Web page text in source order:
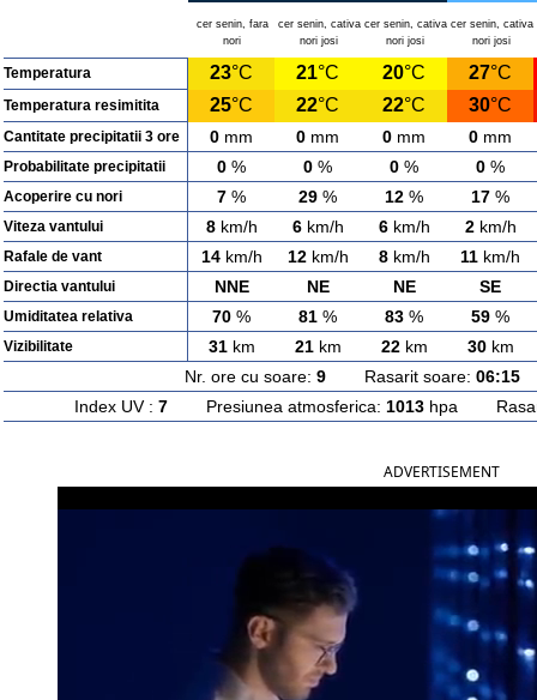
cer senin, fara
nori
cer senin, cativa
nori josi
cer senin, cativa
nori josi
cer senin, cativa
nori josi
Temperatura 23°C 21°C 20°C 27°C
Temperatura resimitita 25°C 22°C 22°C 30°C
Cantitate precipitatii 3 ore 0 mm 0 mm 0 mm 0 mm
Probabilitate precipitatii 0 % 0 % 0 % 0 %
Acoperire cu nori 7 % 29 % 12 % 17 %
Viteza vantului 8km/h 6km/h 6km/h 2km/h
Rafale de vant 14km/h 12km/h 8km/h 11 km/h
Directia vantului NNE NE NE SE
Umiditatea relativa 70 % 81 % 83 % 59 %
Vizibilitate 31km 21km 22km 30km
Nr. ore cu soare: 9Rasarit soare: 06:15
Index UV : 7Presiunea atmosferica: 1013hpa
ADVERTISEMENT